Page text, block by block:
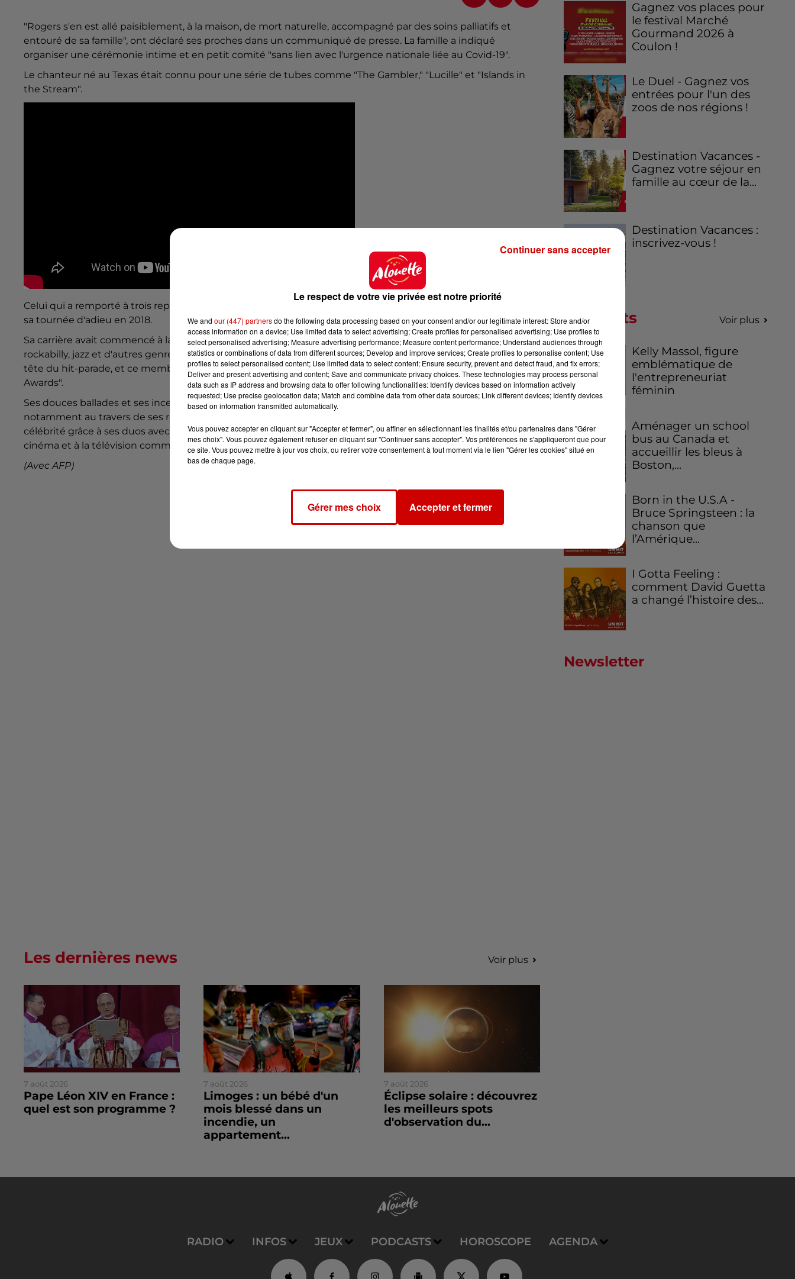
"Rogers s'en est allé paisiblement, à la maison, de mort naturelle, accompagné par des soins palliatifs et
entouré de sa famille", ont déclaré ses proches dans un communiqué de presse. La famille a indiqué
organiser une cérémonie intime et en petit comité "sans lien avec l'urgence nationale liée au Covid-19".
Le chanteur né au Texas était connu pour une série de tubes comme "The Gambler," "Lucille" et "Islands in
the Stream".
Celui qui a remporté à trois reprises un Grammy avait annulé pour des raisons de santé les dernières dates de
sa tournée d'adieu en 2018.
Sa carrière avait commencé à la fin des années 1950, et il était rapidement devenu une référence dans le
rockabilly, jazz et d'autres genres qu'il réinterprétait dans son style country. Ses tubes ont occupé 24 fois la
tête du hit-parade, et ce membre du "Country Music Hall of Fame" avait remporté six "Country Music
Awards".
Ses douces ballades et ses incessantes tournées lui avaient valu une réputation d'artiste pop grand public,
notamment au travers de ses réinterprétations de chansons de Noël. Kenny Rogers avait accédé à la
célébrité grâce à ses duos avec la chanteuse country Dolly Parton, et ses apparitions dans des films au
cinéma et à la télévision comme dans l'émission "The Muppet Show".
(Avec AFP)
Gagnez vos places pour
le festival Marché
Gourmand 2026 à
Coulon !
Le Duel - Gagnez vos
entrées pour l'un des
zoos de nos régions !
Destination Vacances -
Gagnez votre séjour en
famille au cœur de la...
Destination Vacances :
inscrivez-vous !
Podcasts Voir plus
Kelly Massol, figure
emblématique de
l'entrepreneuriat
féminin
Aménager un school
bus au Canada et
accueillir les bleus à
Boston,...
Born in the U.S.A -
Bruce Springsteen : la
chanson que
l’Amérique...
I Gotta Feeling :
comment David Guetta
a changé l’histoire des...
Newsletter
Les dernières news Voir plus
7 août 2026
Pape Léon XIV en France :
quel est son programme ?
7 août 2026
Limoges : un bébé d'un
mois blessé dans un
incendie, un
appartement...
7 août 2026
Éclipse solaire : découvrez
les meilleurs spots
d'observation du...
RADIO INFOS JEUX PODCASTS HOROSCOPE AGENDA
Le respect de votre vie privée est notre priorité
We and our (447) partnersdo the following data processing based on your consent and/or our legitimate interest: Store and/or
access information on a device; Use limited data to select advertising; Create profiles for personalised advertising; Use profiles to
select personalised advertising; Measure advertising performance; Measure content performance; Understand audiences through
statistics or combinations of data from different sources; Develop and improve services; Create profiles to personalise content; Use
profiles to select personalised content; Use limited data to select content; Ensure security, prevent and detect fraud, and fix errors;
Deliver and present advertising and content; Save and communicate privacy choices. These technologies may process personal
data such as IP address and browsing data to offer following functionalities: Identify devices based on information actively
requested; Use precise geolocation data; Match and combine data from other data sources; Link different devices; Identify devices
based on information transmitted automatically.
Vous pouvez accepter en cliquant sur "Accepter et fermer", ou affiner en sélectionnant les finalités et/ou partenaires dans "Gérer
mes choix". Vous pouvez également refuser en cliquant sur "Continuer sans accepter". Vos préférences ne s'appliqueront que pour
ce site. Vous pouvez mettre à jour vos choix, ou retirer votre consentement à tout moment via le lien "Gérer les cookies" situé en
bas de chaque page.
Gérer mes choix Accepter et fermer
Continuer sans accepter